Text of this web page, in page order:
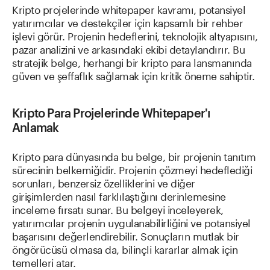
Kripto projelerinde whitepaper kavramı, potansiyel
yatırımcılar ve destekçiler için kapsamlı bir rehber
işlevi görür. Projenin hedeflerini, teknolojik altyapısını,
pazar analizini ve arkasındaki ekibi detaylandırır. Bu
stratejik belge, herhangi bir kripto para lansmanında
güven ve şeffaflık sağlamak için kritik öneme sahiptir.
Kripto Para Projelerinde Whitepaper'ı
Anlamak
Kripto para dünyasında bu belge, bir projenin tanıtım
sürecinin belkemiğidir. Projenin çözmeyi hedeflediği
sorunları, benzersiz özelliklerini ve diğer
girişimlerden nasıl farklılaştığını derinlemesine
inceleme fırsatı sunar. Bu belgeyi inceleyerek,
yatırımcılar projenin uygulanabilirliğini ve potansiyel
başarısını değerlendirebilir. Sonuçların mutlak bir
öngörücüsü olmasa da, bilinçli kararlar almak için
temelleri atar.